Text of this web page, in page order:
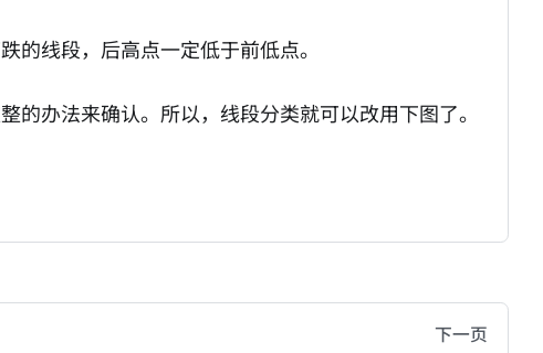
的线段，后高点一定低于前低点。
办法来确认。所以，线段分类就可以改用下图了。
archive of all original writings by the Chinese blogger
下一页